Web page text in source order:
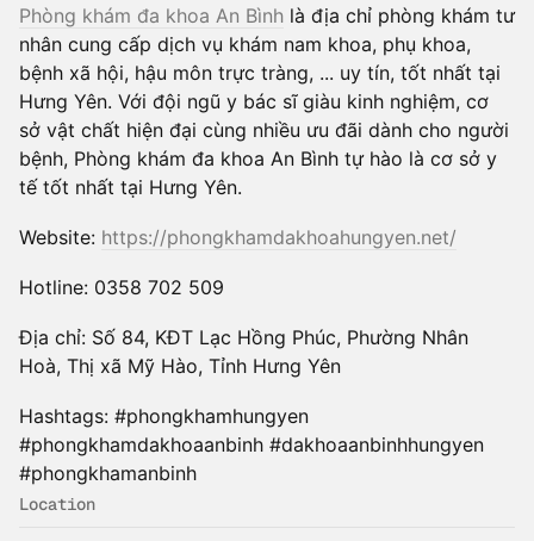
Phòng khám đa khoa An Bình là địa chỉ phòng khám tư
nhân cung cấp dịch vụ khám nam khoa, phụ khoa,
bệnh xã hội, hậu môn trực tràng, ... uy tín, tốt nhất tại
Hưng Yên. Với đội ngũ y bác sĩ giàu kinh nghiệm, cơ
sở vật chất hiện đại cùng nhiều ưu đãi dành cho người
bệnh, Phòng khám đa khoa An Bình tự hào là cơ sở y
tế tốt nhất tại Hưng Yên.
Website: https://phongkhamdakhoahungyen.net/
Hotline: 0358 702 509
Địa chỉ: Số 84, KĐT Lạc Hồng Phúc, Phường Nhân
Hoà, Thị xã Mỹ Hào, Tỉnh Hưng Yên
Hashtags: #phongkhamhungyen
#phongkhamdakhoaanbinh #dakhoaanbinhhungyen
#phongkhamanbinh
Location